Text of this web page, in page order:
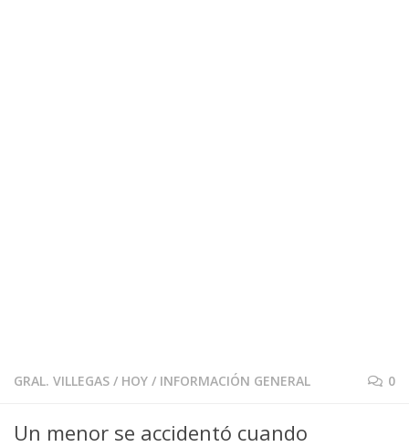
GRAL. VILLEGAS / HOY / INFORMACIÓN GENERAL 0
Un menor se accidentó cuando